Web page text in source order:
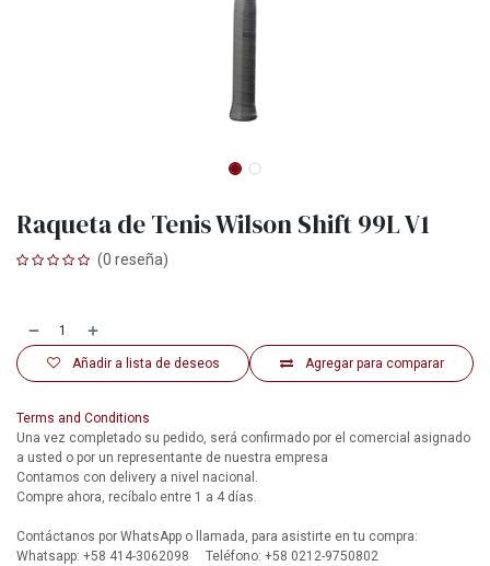
Raqueta de Tenis Wilson Shift 99L V1
(0 reseña)
Agregar para comparar
Añadir a lista de deseos
Terms and Conditions
Una vez completado su pedido, será confirmado por el comercial asignado
a usted o por un representante de nuestra empresa
Contamos con delivery a nivel nacional.
Compre ahora, recíbalo entre 1 a 4 días.
Contáctanos por WhatsApp o llamada, para asistirte en tu compra:
Whatsapp: +58 414-3062098 Teléfono: +58 0212-9750802